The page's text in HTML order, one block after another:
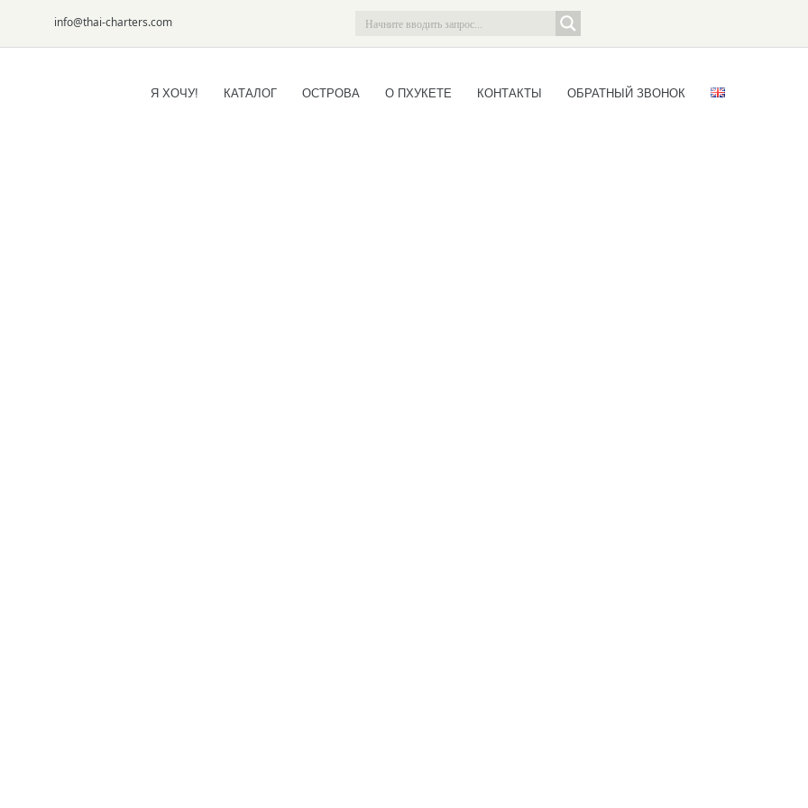
info@thai-charters.com
Я ХОЧУ! КАТАЛОГ ОСТРОВА О ПХУКЕТЕ КОНТАКТЫ ОБРАТНЫЙ ЗВОНОК